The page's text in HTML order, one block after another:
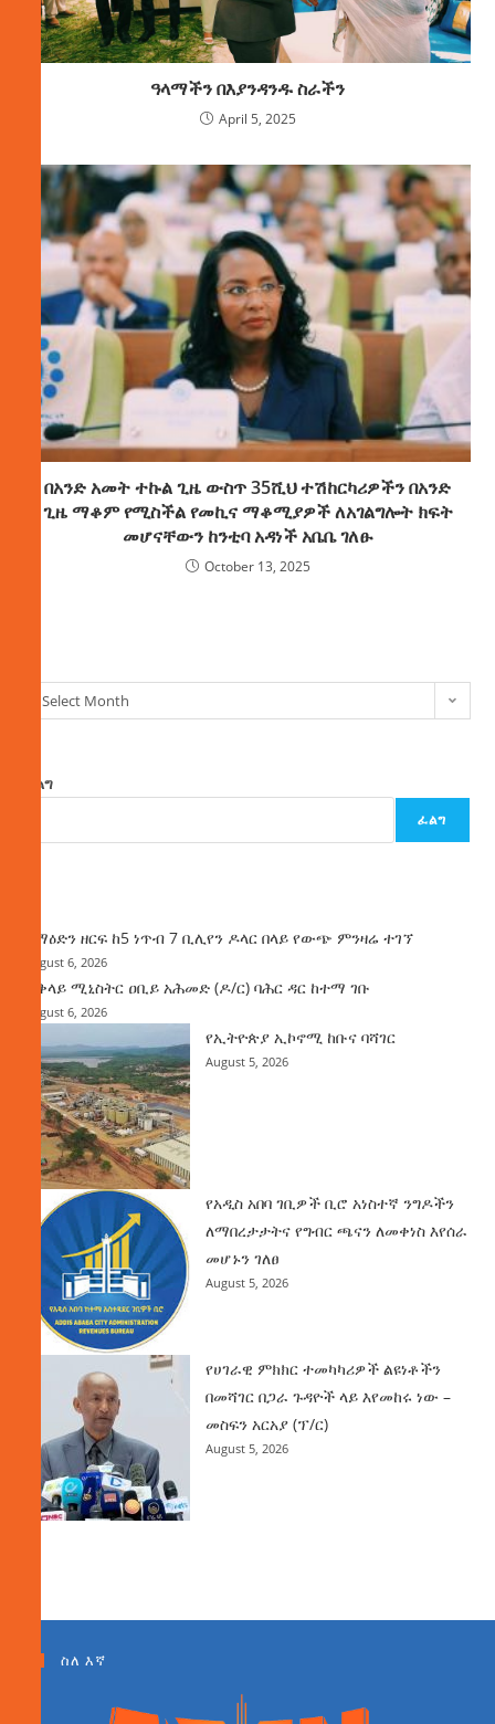
ዓላማችን በእያንዳንዱ ስራችን
April 5, 2025
በአንድ አመት ተኩል ጊዜ ውስጥ 35ሺህ ተሽከርካሪዎችን በአንድ
ጊዜ ማቆም የሚስችል የመኪና ማቆሚያዎች ለአገልግሎት ክፍት
መሆናቸውን ከንቲባ አዳነች አቤቤ ገለፁ
October 13, 2025
Select Month
ፈልግ
ፈልግ
ከማዕድን ዘርፍ ከ5 ነጥብ 7 ቢሊየን ዶላር በላይ የውጭ ምንዛሬ ተገኘ
August 6, 2026
ጠቅላይ ሚኒስትር ዐቢይ አሕመድ (ዶ/ር) ባሕር ዳር ከተማ ገቡ
August 6, 2026
የኢትዮጵያ ኢኮኖሚ ከቡና ባሻገር
August 5, 2026
የአዲስ አበባ ገቢዎች ቢሮ አነስተኛ ንግዶችን
ለማበረታታትና የግብር ጫናን ለመቀነስ እየሰራ
መሆኑን ገለፀ
August 5, 2026
የሀገራዊ ምክክር ተመካካሪዎች ልዩነቶችን
በመሻገር በጋራ ጉዳዮች ላይ እየመከሩ ነው –
መስፍን አርአያ (ፕ/ር)
August 5, 2026
ስለ እኛ